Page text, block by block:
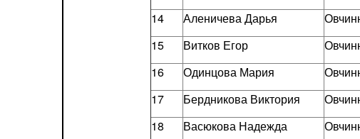
14
Аленичева Дарья
15
Витков Егор
16
Одинцова Мария
17
Бердникова Виктория
18
Васюкова Надежда